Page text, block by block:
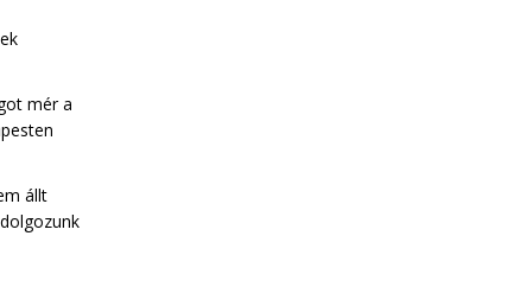
mér a
állt